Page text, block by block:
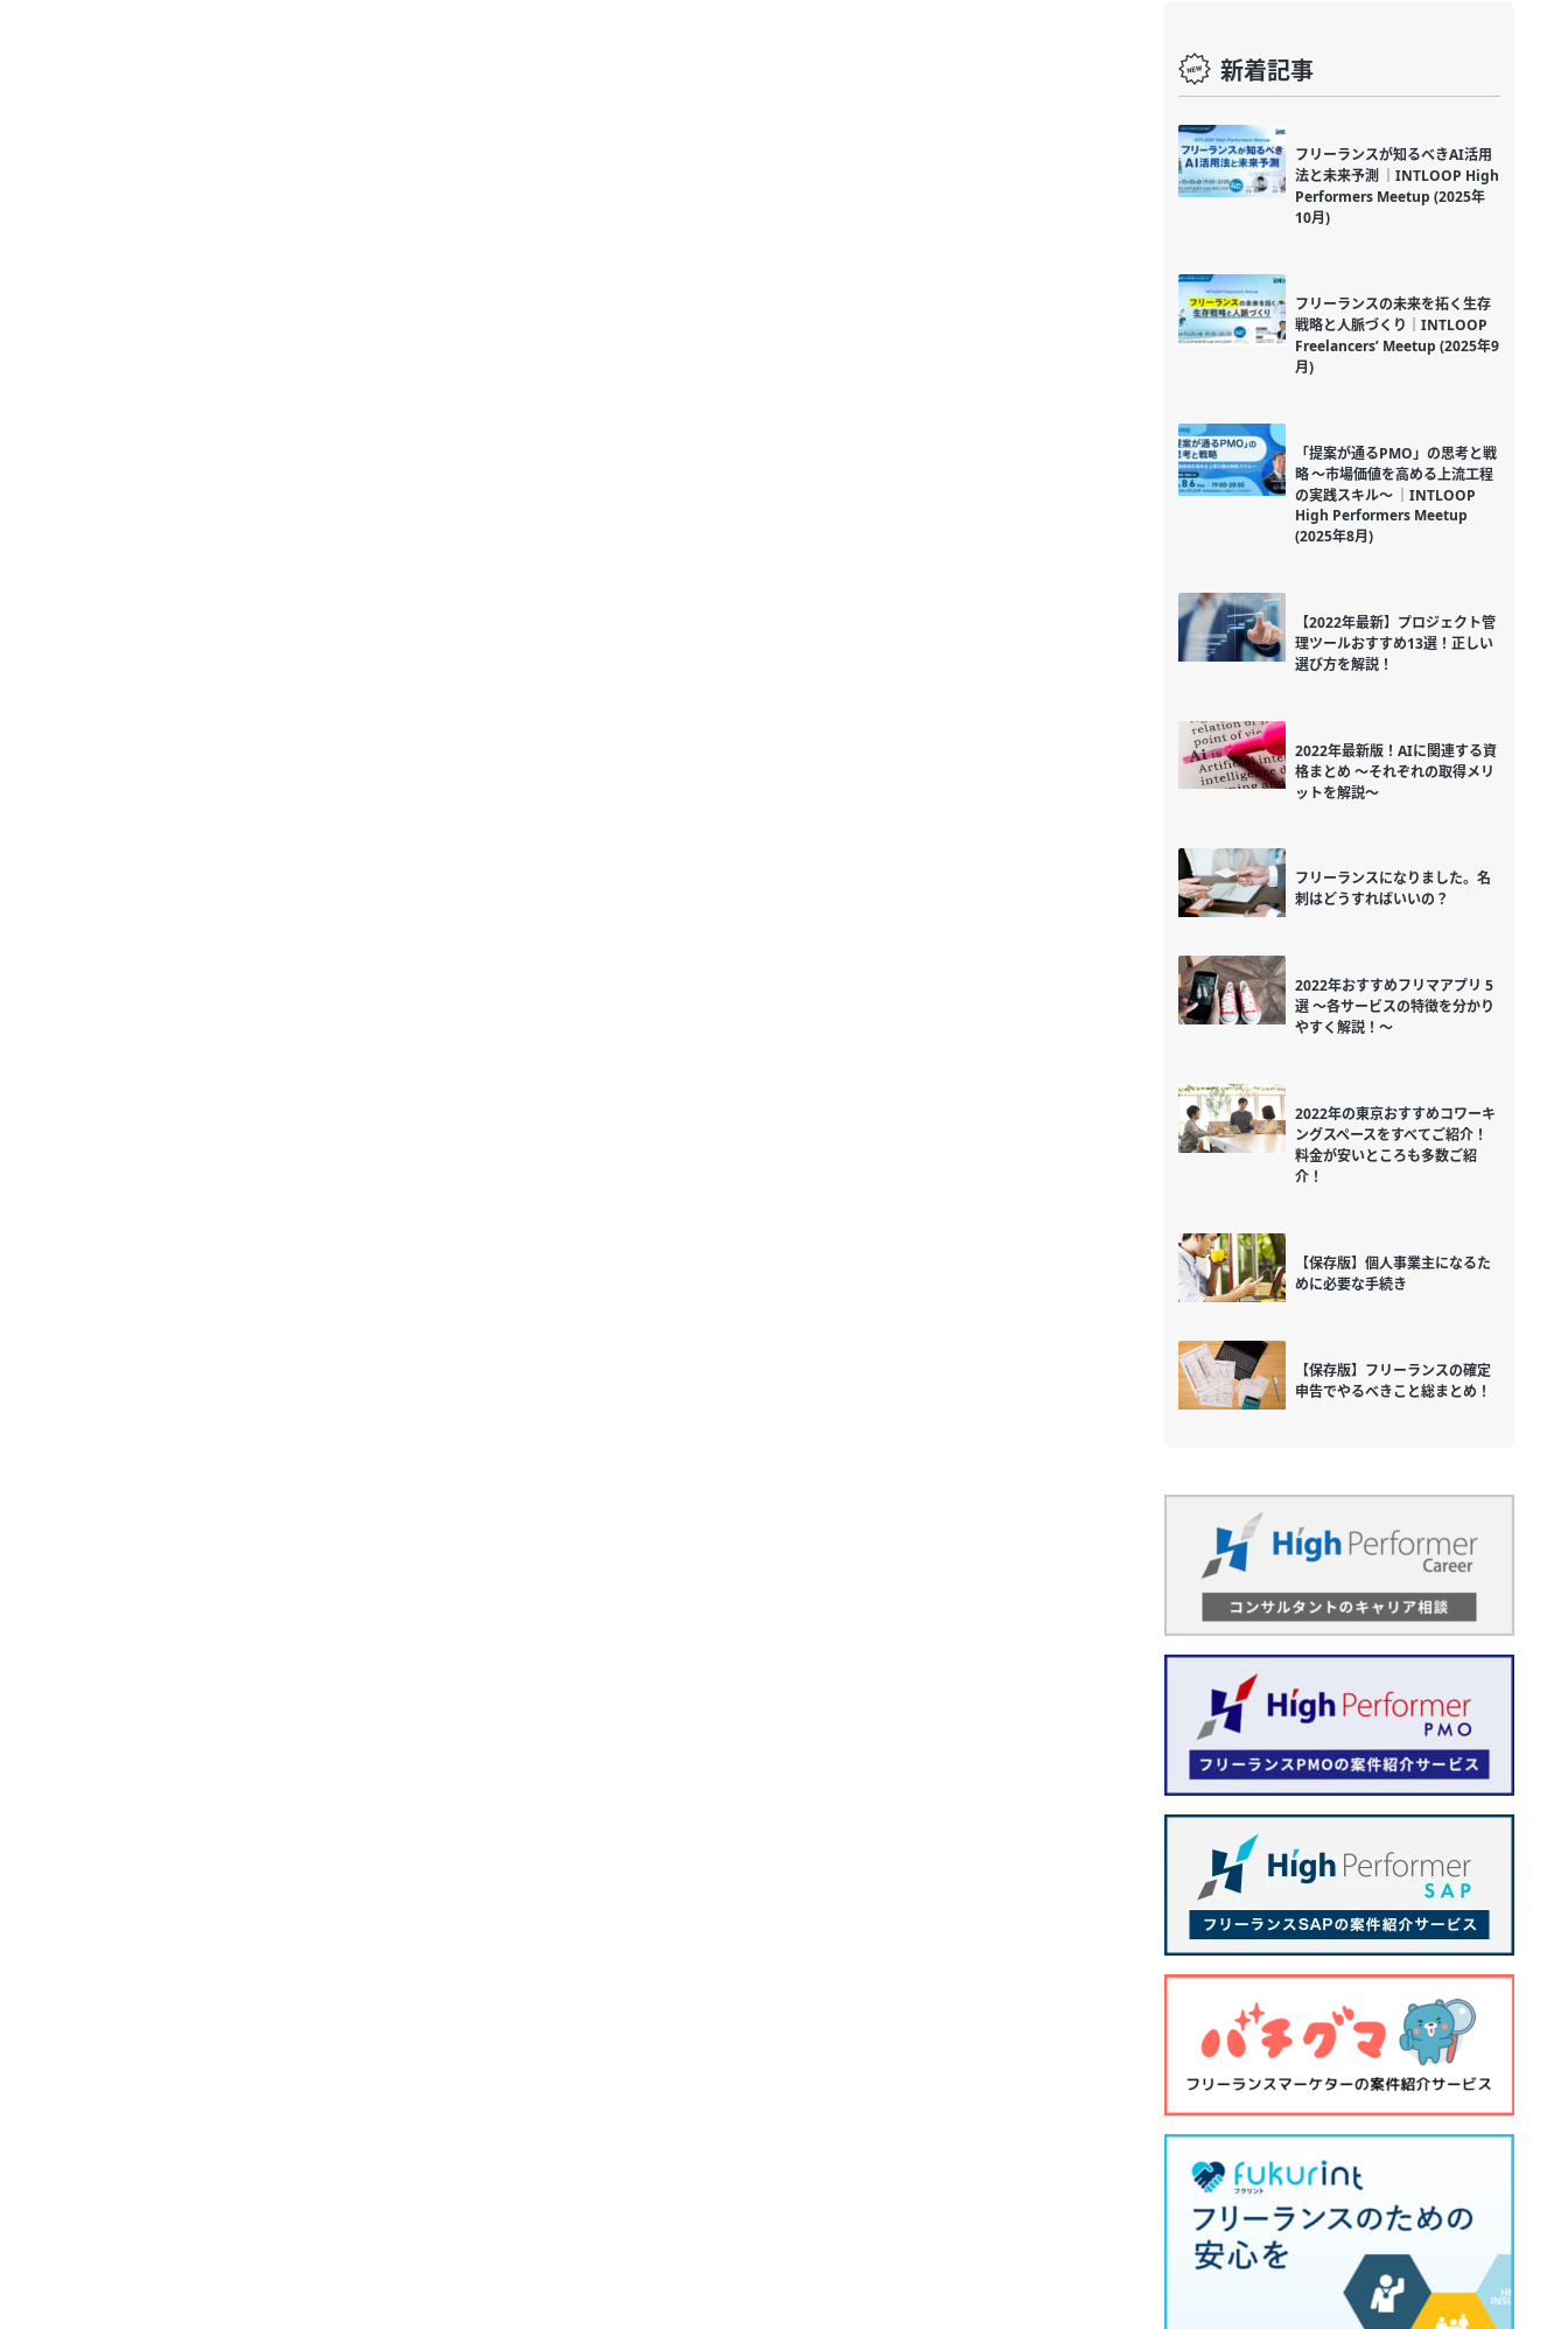
新着記事
フリーランスが知るべきAI活用
法と未来予測 ｜INTLOOP High
Performers Meetup (2025年
10月)
フリーランスの未来を拓く生存
戦略と人脈づくり｜INTLOOP
Freelancers’ Meetup (2025年9
月)
「提案が通るPMO」の思考と戦
略 〜市場価値を高める上流工程
の実践スキル〜 ｜INTLOOP
High Performers Meetup
(2025年8月)
【2022年最新】プロジェクト管
理ツールおすすめ13選！正しい
選び方を解説！
2022年最新版！AIに関連する資
格まとめ ～それぞれの取得メリ
ットを解説～
フリーランスになりました。名
刺はどうすればいいの？
2022年おすすめフリマアプリ 5
選 ～各サービスの特徴を分かり
やすく解説！～
2022年の東京おすすめコワーキ
ングスペースをすべてご紹介！
料金が安いところも多数ご紹
介！
【保存版】個人事業主になるた
めに必要な手続き
【保存版】フリーランスの確定
申告でやるべきこと総まとめ！